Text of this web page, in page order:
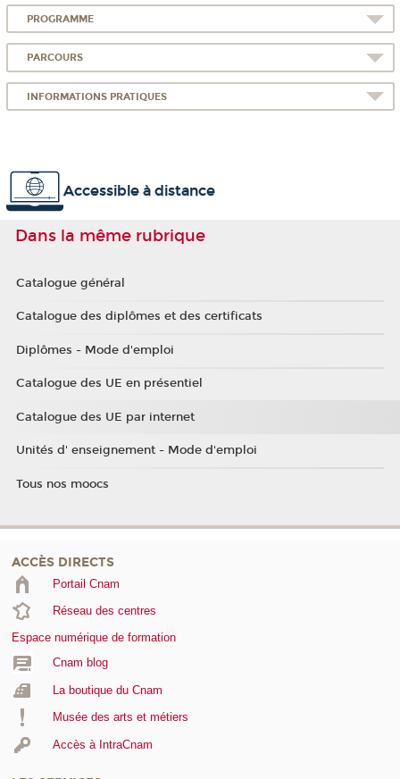
PROGRAMME
PARCOURS
INFORMATIONS PRATIQUES
Accessible à distance
Dans la même rubrique
Catalogue général
Catalogue des diplômes et des certificats
Diplômes - Mode d'emploi
Catalogue des UE en présentiel
Catalogue des UE par internet
Unités d' enseignement - Mode d'emploi
Tous nos moocs
ACCÈS DIRECTS
Portail Cnam
Réseau des centres
Espace numérique de formation
Cnam blog
La boutique du Cnam
Musée des arts et métiers
Accès à IntraCnam